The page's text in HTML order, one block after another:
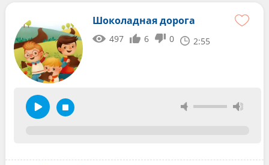
Шоколадная дорога
497 6 0 2:55